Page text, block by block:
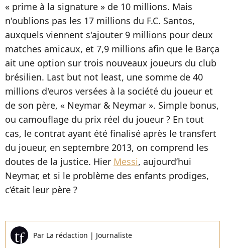
« prime à la signature » de 10 millions. Mais
n'oublions pas les 17 millions du F.C. Santos,
auxquels viennent s'ajouter 9 millions pour deux
matches amicaux, et 7,9 millions afin que le Barça
ait une option sur trois nouveaux joueurs du club
brésilien. Last but not least, une somme de 40
millions d'euros versées à la société du joueur et
de son père, « Neymar & Neymar ». Simple bonus,
ou camouflage du prix réel du joueur ? En tout
cas, le contrat ayant été finalisé après le transfert
du joueur, en septembre 2013, on comprend les
doutes de la justice. Hier Messi, aujourd’hui
Neymar, et si le problème des enfants prodiges,
c’était leur père ?
Par La rédaction | Journaliste